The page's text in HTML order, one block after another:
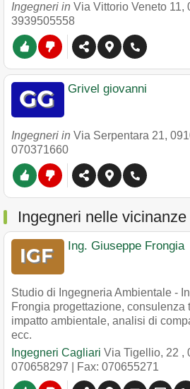
Ingegneri in Via Vittorio Veneto 11,
3939505558
Grivel giovanni
Ingegneri in Via Serpentara 21,
070371660
Ingegneri nelle vicinanze
Ing. Giuseppe Frongia
Studio di Ingegneria Ambientale -
Frongia progettazione, consulenza
impatto ambientale, analisi di
ecc.
Ingegneri Cagliari Via Tigellio, 22 ,
070658297 | Fax: 070655271